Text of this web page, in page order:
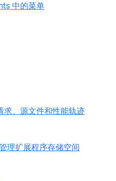
中的菜单
求、源文件和性能轨迹
理扩展程序存储空间